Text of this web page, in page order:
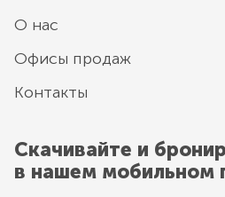
О нас
Офисы продаж
Контакты
Скачивайте и
в нашем мобильном